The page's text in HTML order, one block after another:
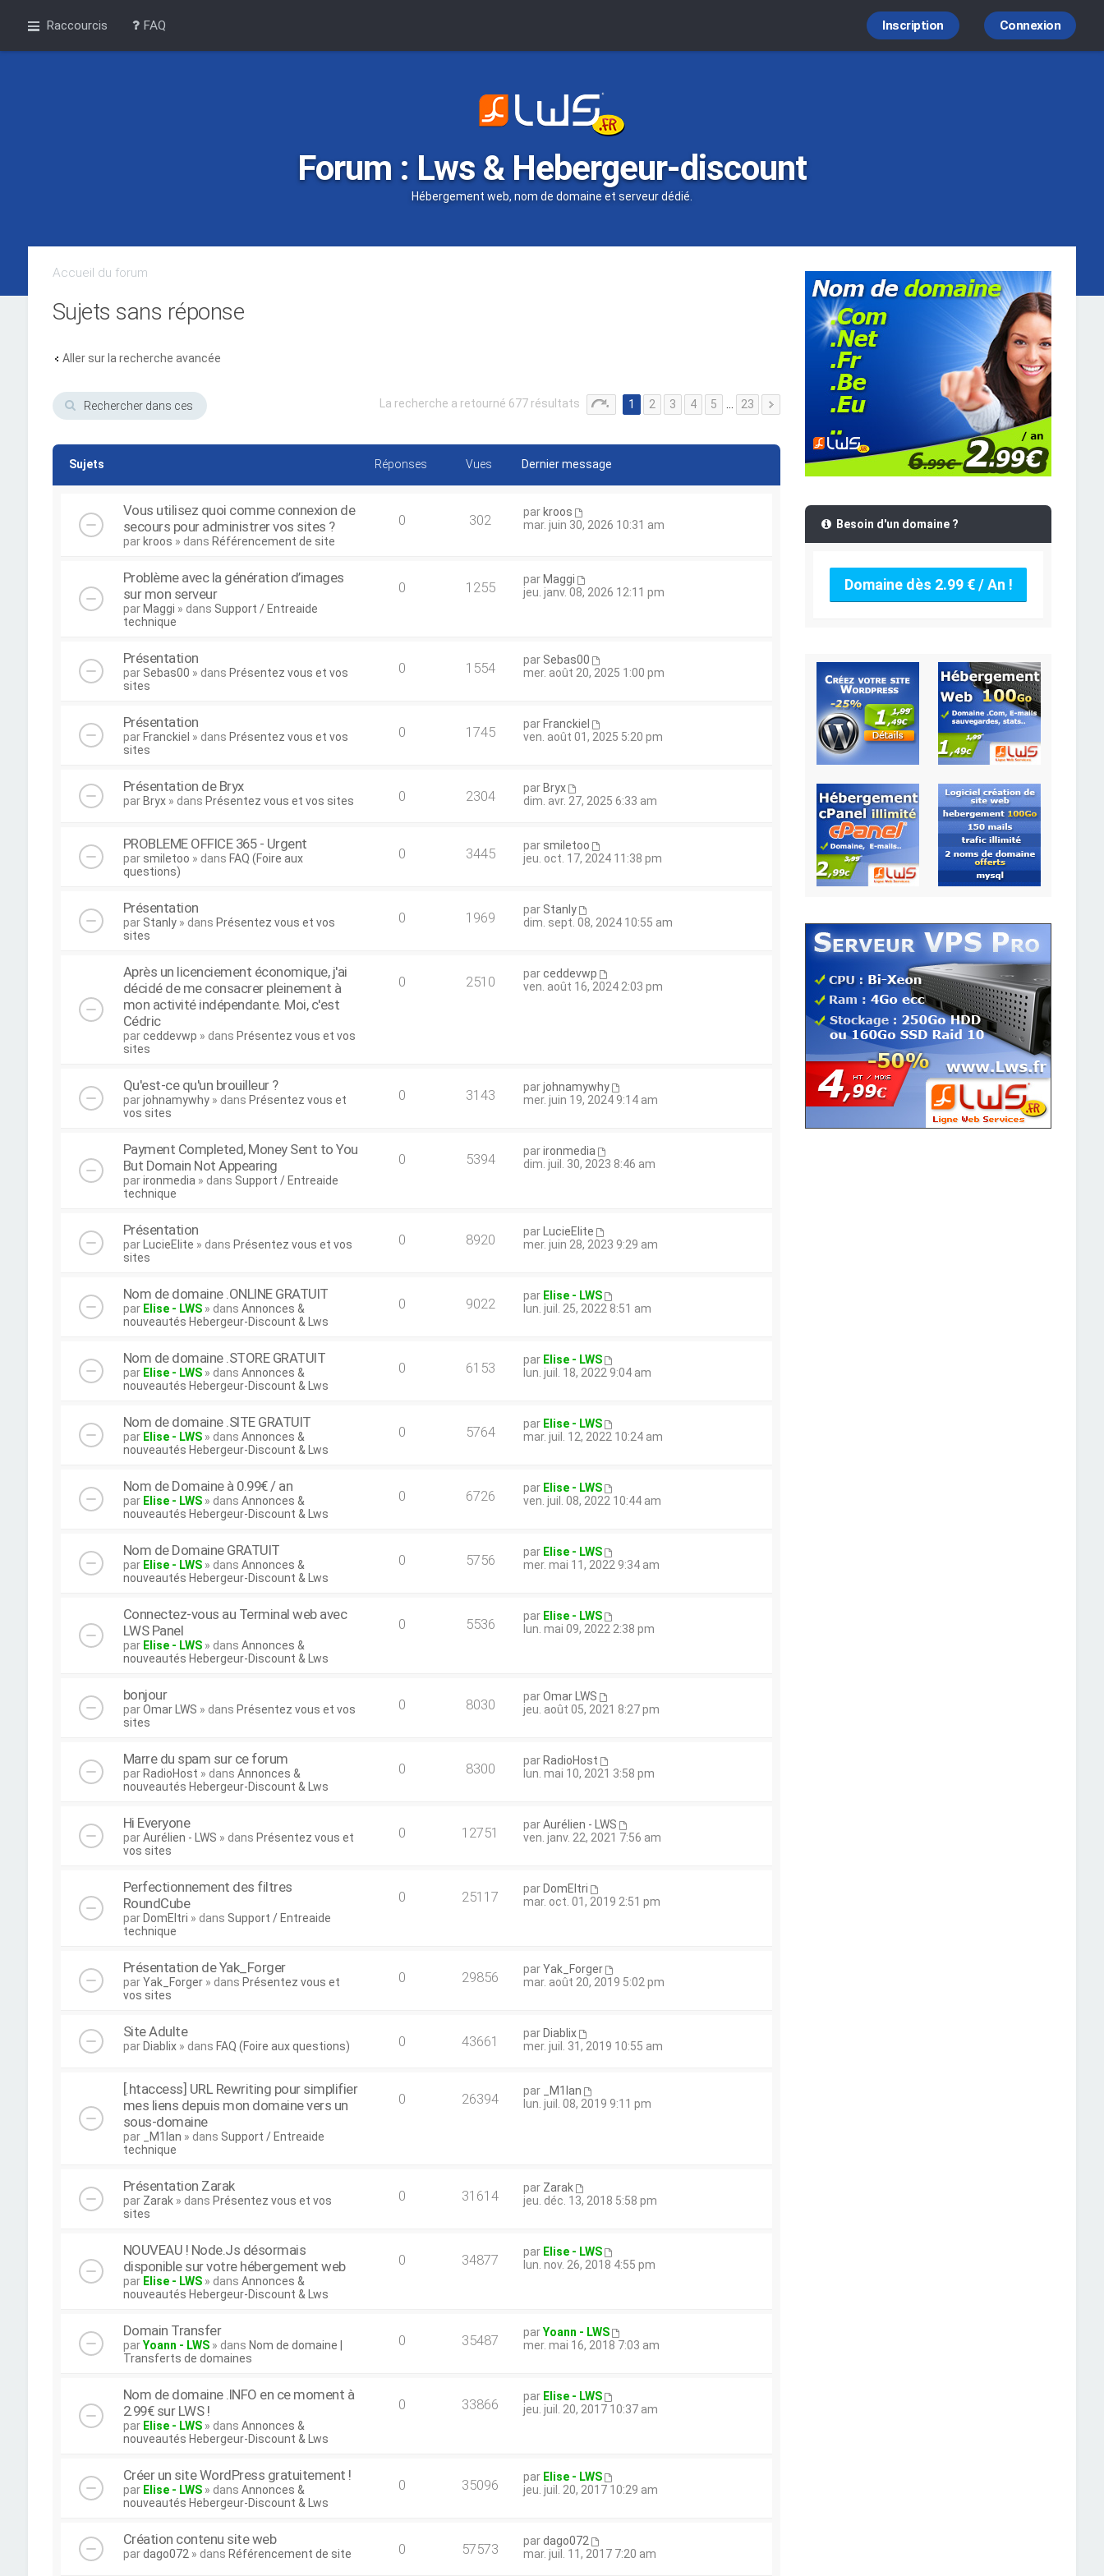
Raccourcis FAQ Connexion
Inscription
Forum : Lws & Hebergeur-discount
Hébergement web, nom de domaine et serveur dédié.
Accueil du forum
Sujets sans réponse
Aller sur la recherche avancée
La recherche a retourné 677 résultats 1 2 3 4 5 23
Sujets Réponses Vues Dernier message
Vous utilisez quoi comme connexion de
secours pour administrer vos sites ?
par kroos » dans Référencement de site
0 302 par kroos
mar. juin 30, 2026 10:31 am
Problème avec la génération d’images
sur mon serveur
par Maggi » dans Support / Entreaide
technique
0 1255 par Maggi
jeu. janv. 08, 2026 12:11 pm
Présentation
par Sebas00 » dans Présentez vous et vos
sites
0 1554 par Sebas00
mer. août 20, 2025 1:00 pm
Présentation
par Franckiel » dans Présentez vous et vos
sites
0 1745 par Franckiel
ven. août 01, 2025 5:20 pm
Présentation de Bryx
par Bryx» dans Présentez vous et vos sites 0 2304 par Bryx
dim. avr. 27, 2025 6:33 am
PROBLEME OFFICE 365 - Urgent
par smiletoo » dans FAQ (Foire aux
questions)
0 3445 par smiletoo
jeu. oct. 17, 2024 11:38 pm
Présentation
par Stanly» dans Présentez vous et vos
sites
0 1969 par Stanly
dim. sept. 08, 2024 10:55 am
Après un licenciement économique, j'ai
décidé de me consacrer pleinement à
mon activité indépendante. Moi, c'est
Cédric
parceddevwp » dans Présentez vous et vos
sites
0 2510 parceddevwp
ven. août 16, 2024 2:03 pm
Qu'est-ce qu'un brouilleur ?
parjohnamywhy» dans Présentez vous et
vos sites
0 3143 parjohnamywhy
mer. juin 19, 2024 9:14 am
Payment Completed, Money Sent to You
But Domain Not Appearing
parironmedia » dans Support / Entreaide
technique
0 5394 parironmedia
dim. juil. 30, 2023 8:46 am
Présentation
par LucieElite » dans Présentez vous et vos
sites
0 8920 par
LucieElite
mer. juin 28, 2023 9:29 am
Nom de domaine .ONLINE GRATUIT
par Elise - LWS» dans Annonces &
nouveautés Hebergeur-Discount & Lws
0 9022 par Elise - LWS
lun. juil. 25, 2022 8:51 am
Nom de domaine .STORE GRATUIT
par Elise - LWS» dans Annonces &
nouveautés Hebergeur-Discount & Lws
0 6153 par Elise - LWS
lun. juil. 18, 2022 9:04 am
Nom de domaine .SITE GRATUIT
par Elise - LWS» dans Annonces &
nouveautés Hebergeur-Discount & Lws
0 5764 par Elise - LWS
mar. juil. 12, 2022 10:24 am
Nom de Domaine à 0.99€ / an
par Elise - LWS» dans Annonces &
nouveautés Hebergeur-Discount & Lws
0 6726 par Elise - LWS
ven. juil. 08, 2022 10:44 am
Nom de Domaine GRATUIT
par Elise - LWS» dans Annonces &
nouveautés Hebergeur-Discount & Lws
0 5756 par Elise - LWS
mer. mai 11, 2022 9:34 am
Connectez-vous au Terminal web avec
LWS Panel
par Elise - LWS» dans Annonces &
nouveautés Hebergeur-Discount & Lws
0 5536 par Elise - LWS
lun. mai 09, 2022 2:38 pm
bonjour
parOmar LWS » dans Présentez vous et vos
sites
0 8030 parOmar LWS
jeu. août 05, 2021 8:27 pm
Marre du spam sur ce forum
par RadioHost » dans Annonces &
nouveautés Hebergeur-Discount & Lws
0 8300 par RadioHost
lun. mai 10, 2021 3:58 pm
Hi Everyone
parAurélien - LWS » dans Présentez vous et
vos sites
0 12751 parAurélien - LWS
ven. janv. 22, 2021 7:56 am
Perfectionnement des filtres
RoundCube
par DomEltri » dans Support / Entreaide
technique
0 25117 par DomEltri
mar. oct. 01, 2019 2:51 pm
Présentation de Yak_Forger
parYak_Forger» dans Présentez vous et
vos sites
0 29856 parYak_Forger
mar. août 20, 2019 5:02 pm
Site Adulte
par Diablix» dans FAQ (Foire aux questions) 0 43661 par Diablix
mer. juil. 31, 2019 10:55 am
[.htaccess] URL Rewriting pour simplifier
mes liens depuis mon domaine vers un
sous-domaine
par _M1lan » dans Support / Entreaide
technique
0 26394 par
_M1lan
lun. juil. 08, 2019 9:11 pm
Présentation Zarak
par Zarak» dans Présentez vous et vos
sites
0 31614 par Zarak
jeu. déc. 13, 2018 5:58 pm
NOUVEAU ! Node.Js désormais
disponible sur votre hébergement web
par Elise - LWS» dans Annonces &
nouveautés Hebergeur-Discount & Lws
0 34877 par Elise - LWS
lun. nov. 26, 2018 4:55 pm
Domain Transfer
parYoann - LWS» dans Nom de domaine |
Transferts de domaines
0 35487 parYoann - LWS
mer. mai 16, 2018 7:03 am
Nom de domaine .INFO en ce moment à
2.99€ sur LWS !
par Elise - LWS» dans Annonces &
nouveautés Hebergeur-Discount & Lws
0 33866 par Elise - LWS
jeu. juil. 20, 2017 10:37 am
Créer un site WordPress gratuitement !
par Elise - LWS» dans Annonces &
nouveautés Hebergeur-Discount & Lws
0 35096 par Elise - LWS
jeu. juil. 20, 2017 10:29 am
Création contenu site web
pardago072 » dans Référencement de site 0 57573 pardago072
mar. juil. 11, 2017 7:20 am
Besoin d'un domaine ?
Domaine dès 2.99 € / An !